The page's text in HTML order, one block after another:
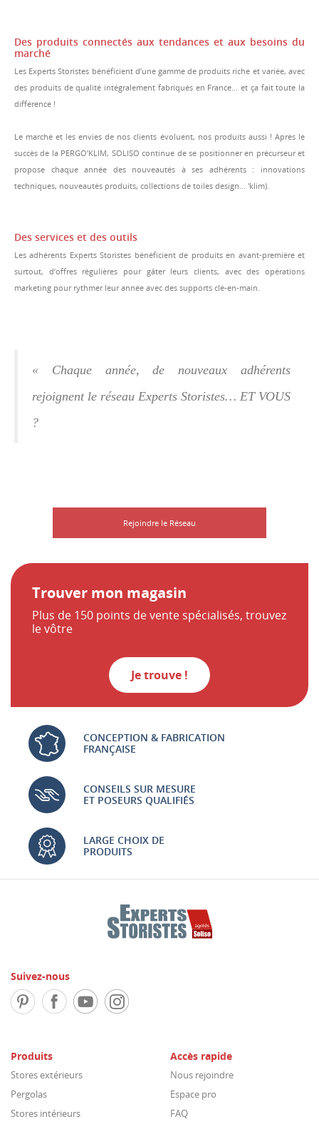
Des produits connectés aux tendances et aux besoins du
marché
Les Experts Storistes bénéficient d’une gamme de produits riche et variée, avec
des produits de qualité intégralement fabriqués en France… et ça fait toute la
différence !
Le marché et les envies de nos clients évoluent, nos produits aussi ! Après le
succès de la PERGO’KLIM, SOLISO continue de se positionner en précurseur et
propose chaque année des nouveautés à ses adhérents : innovations
techniques, nouveautés produits, collections de toiles design… 'klim).
Des services et des outils
Les adhérents Experts Storistes bénéficient de produits en avant-première et
surtout, d’offres régulières pour gâter leurs clients, avec des opérations
marketing pour rythmer leur année avec des supports clé-en-main.
« Chaque année, de nouveaux adhérents
rejoignent le réseau Experts Storistes… ET VOUS
?
Rejoindre le Réseau
Trouver mon magasin
Plus de 150 points de vente spécialisés, trouvez
le vôtre
Je trouve !
CONCEPTION & FABRICATION
FRANÇAISE
CONSEILS SUR MESURE
ET POSEURS QUALIFIÉS
LARGE CHOIX DE
PRODUITS
Suivez-nous
Produits
Stores extérieurs
Pergolas
Stores intérieurs
Accès rapide
Nous rejoindre
Espace pro
FAQ